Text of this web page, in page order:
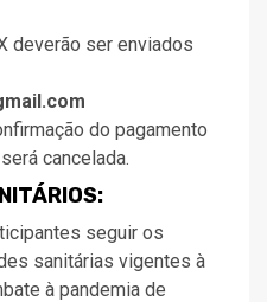
deverão ser enviados
do pagamento
cancelada.
seguir os
sanitárias vigentes à
à pandemia de